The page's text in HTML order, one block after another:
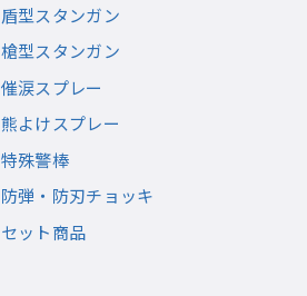
盾型スタンガン
槍型スタンガン
催涙スプレー
熊よけスプレー
特殊警棒
防弾・防刃チョッキ
セット商品